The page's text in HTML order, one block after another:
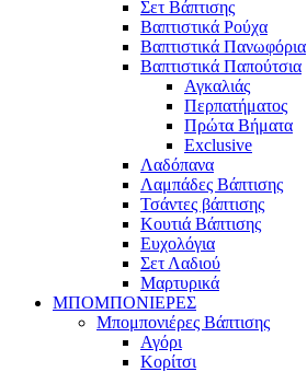
Σετ Βάπτισης
Βαπτιστικά Ρούχα
Βαπτιστικά Πανωφόρια
Βαπτιστικά Παπούτσια
Αγκαλιάς
Περπατήματος
Πρώτα Βήματα
Exclusive
Λαδόπανα
Λαμπάδες Βάπτισης
Τσάντες βάπτισης
Κουτιά Βάπτισης
Ευχολόγια
Σετ Λαδιού
Μαρτυρικά
ΜΠΟΜΠΟΝΙΕΡΕΣ
Μπομπονιέρες Βάπτισης
Αγόρι
Κορίτσι